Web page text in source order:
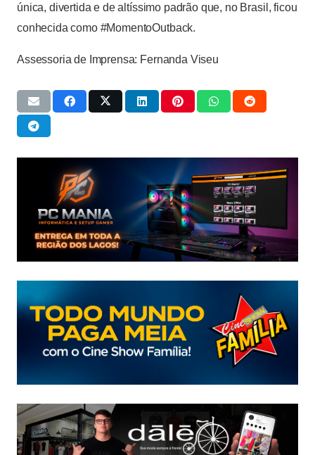
única, divertida e de altíssimo padrão que, no Brasil, ficou
conhecida como #MomentoOutback.
Assessoria de Imprensa: Fernanda Viseu